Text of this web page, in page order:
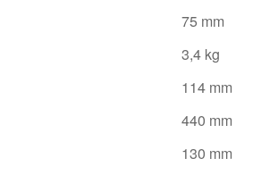
75 mm
3,4 kg
114 mm
440 mm
130 mm